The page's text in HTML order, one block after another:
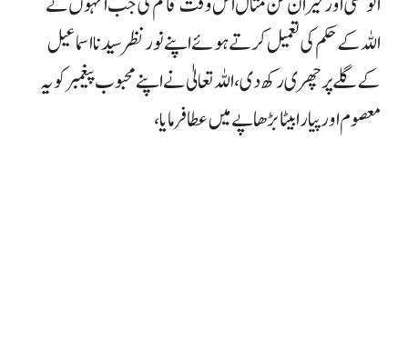
اللہ کے حکم کی تعمیل کرتے ہوئے اپنے نور نظر سید نا اسماعیل
کے گلے پر چھری رکھ دی، اللہ تعالیٰ نے اپنے محبوب پیغمبر کو یہ
معصوم اور پیارا بیٹا بڑھاپے میں عطا فرمایا ،